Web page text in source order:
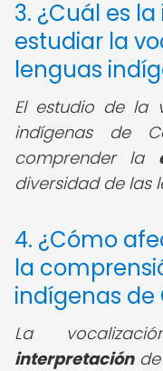
3. ¿Cuál es
estudiar la
lenguas
El estudio de la
indígenas de
comprender la
diversidad de las
4. ¿Cómo
la
indígenas de
La
interpretaciónde